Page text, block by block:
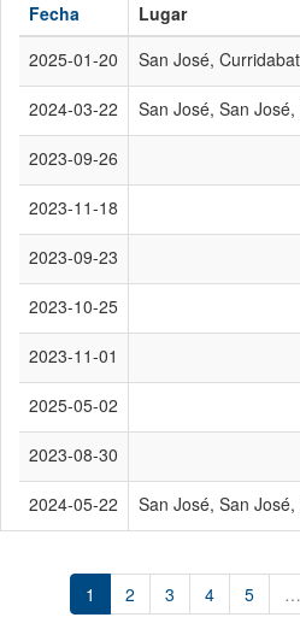
Fecha Lugar
2025-01-20
San José,
2024-03-22 San José, San
2023-09-26
2023-11-18
2023-09-23
2023-10-25
2023-11-01
2025-05-02
2023-08-30
2024-05-22 San José, San
1 2 3 4 5 …